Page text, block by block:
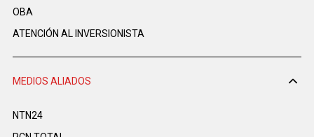
OBA
ATENCIÓN AL INVERSIONISTA
MEDIOS ALIADOS
NTN24